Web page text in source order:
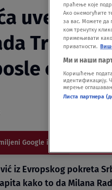
uvek
Google izvor
iz Evropskog pokreta
kako to da Milana
праћење које
Ако онемогућите
за вас. Можете да
ком тренутку
примењивати како
приватности.
Ми и наши
Коришћење
идентификацију.
мерење
Листа партнера